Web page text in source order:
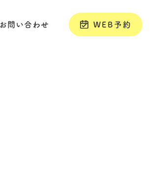
お問い合わせ WEB予約